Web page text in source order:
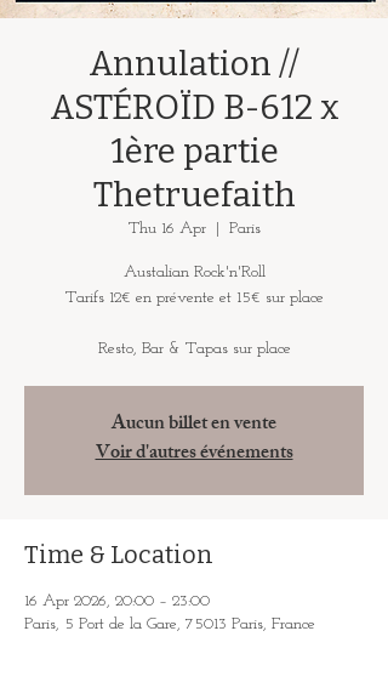
Annulation //
ASTÉROÏD B-612 x
1ère partie
Thetruefaith
Thu 16 Apr
  |
Paris
Austalian Rock'n'Roll
Tarifs 12€ en prévente et 15€ sur place
Resto, Bar & Tapas sur place
Aucun billet en vente
Voir d'autres événements
Time & Location
16 Apr 2026, 20:00 – 23:00
Paris, 5 Port de la Gare, 75013 Paris, France